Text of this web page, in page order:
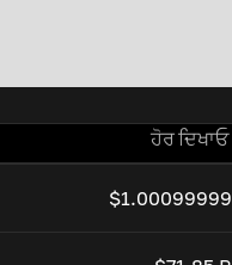
ਹੋਰ ਦਿਖਾਓ
$1.00099999